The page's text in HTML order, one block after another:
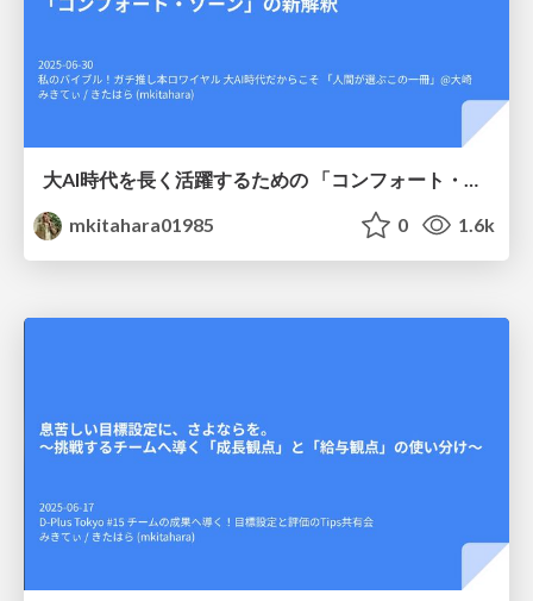
大AI時代を長く活躍するための 「コンフォート・ゾーン」の新解釈
mkitahara01985
0 1.6k